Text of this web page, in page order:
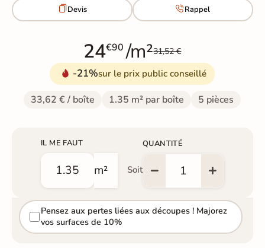
Devis Rappel
24€90 /m²31,52 €
-21%sur le prix public conseillé
33,62 € / boîte 1.35 m² par boîte 5 pièces
IL ME FAUT
m² Soit
QUANTITÉ
Pensez aux pertes liées aux découpes ! Majorez
vos surfaces de 10%